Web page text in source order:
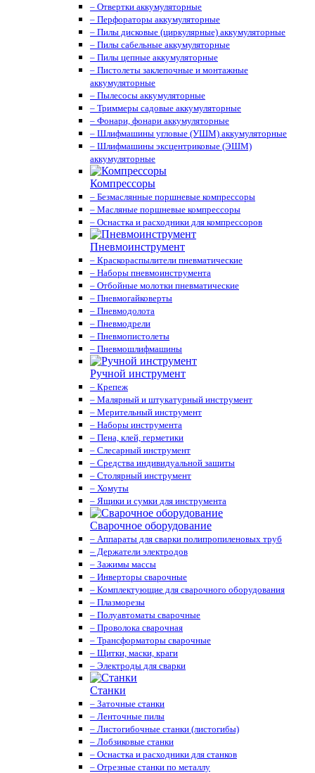
– Отвертки аккумуляторные
– Перфораторы аккумуляторные
– Пилы дисковые (циркулярные) аккумуляторные
– Пилы сабельные аккумуляторные
– Пилы цепные аккумуляторные
– Пистолеты заклепочные и монтажные
аккумуляторные
– Пылесосы аккумуляторные
– Триммеры садовые аккумуляторные
– Фонари, фонари аккумуляторные
– Шлифмашины угловые (УШМ) аккумуляторные
– Шлифмашины эксцентриковые (ЭШМ)
аккумуляторные
Компрессоры
– Безмаслянные поршневые компрессоры
– Масляные поршневые компрессоры
– Оснастка и расходники для компрессоров
Пневмоинструмент
– Краскораспылители пневматические
– Наборы пневмоинструмента
– Отбойные молотки пневматические
– Пневмогайковерты
– Пневмодолота
– Пневмодрели
– Пневмопистолеты
– Пневмошлифмашины
Ручной инструмент
– Крепеж
– Малярный и штукатурный инструмент
– Мерительный инструмент
– Наборы инструмента
– Пена, клей, герметики
– Слесарный инструмент
– Средства индивидуальной защиты
– Столярный инструмент
– Хомуты
– Ящики и сумки для инструмента
Сварочное оборудование
– Аппараты для сварки полипропиленовых труб
– Держатели электродов
– Зажимы массы
– Инверторы сварочные
– Комплектующие для сварочного оборудования
– Плазморезы
– Полуавтоматы сварочные
– Проволока сварочная
– Трансформаторы сварочные
– Щитки, маски, краги
– Электроды для сварки
Станки
– Заточные станки
– Ленточные пилы
– Листогибочные станки (листогибы)
– Лобзиковые станки
– Оснастка и расходники для станков
– Отрезные станки по металлу